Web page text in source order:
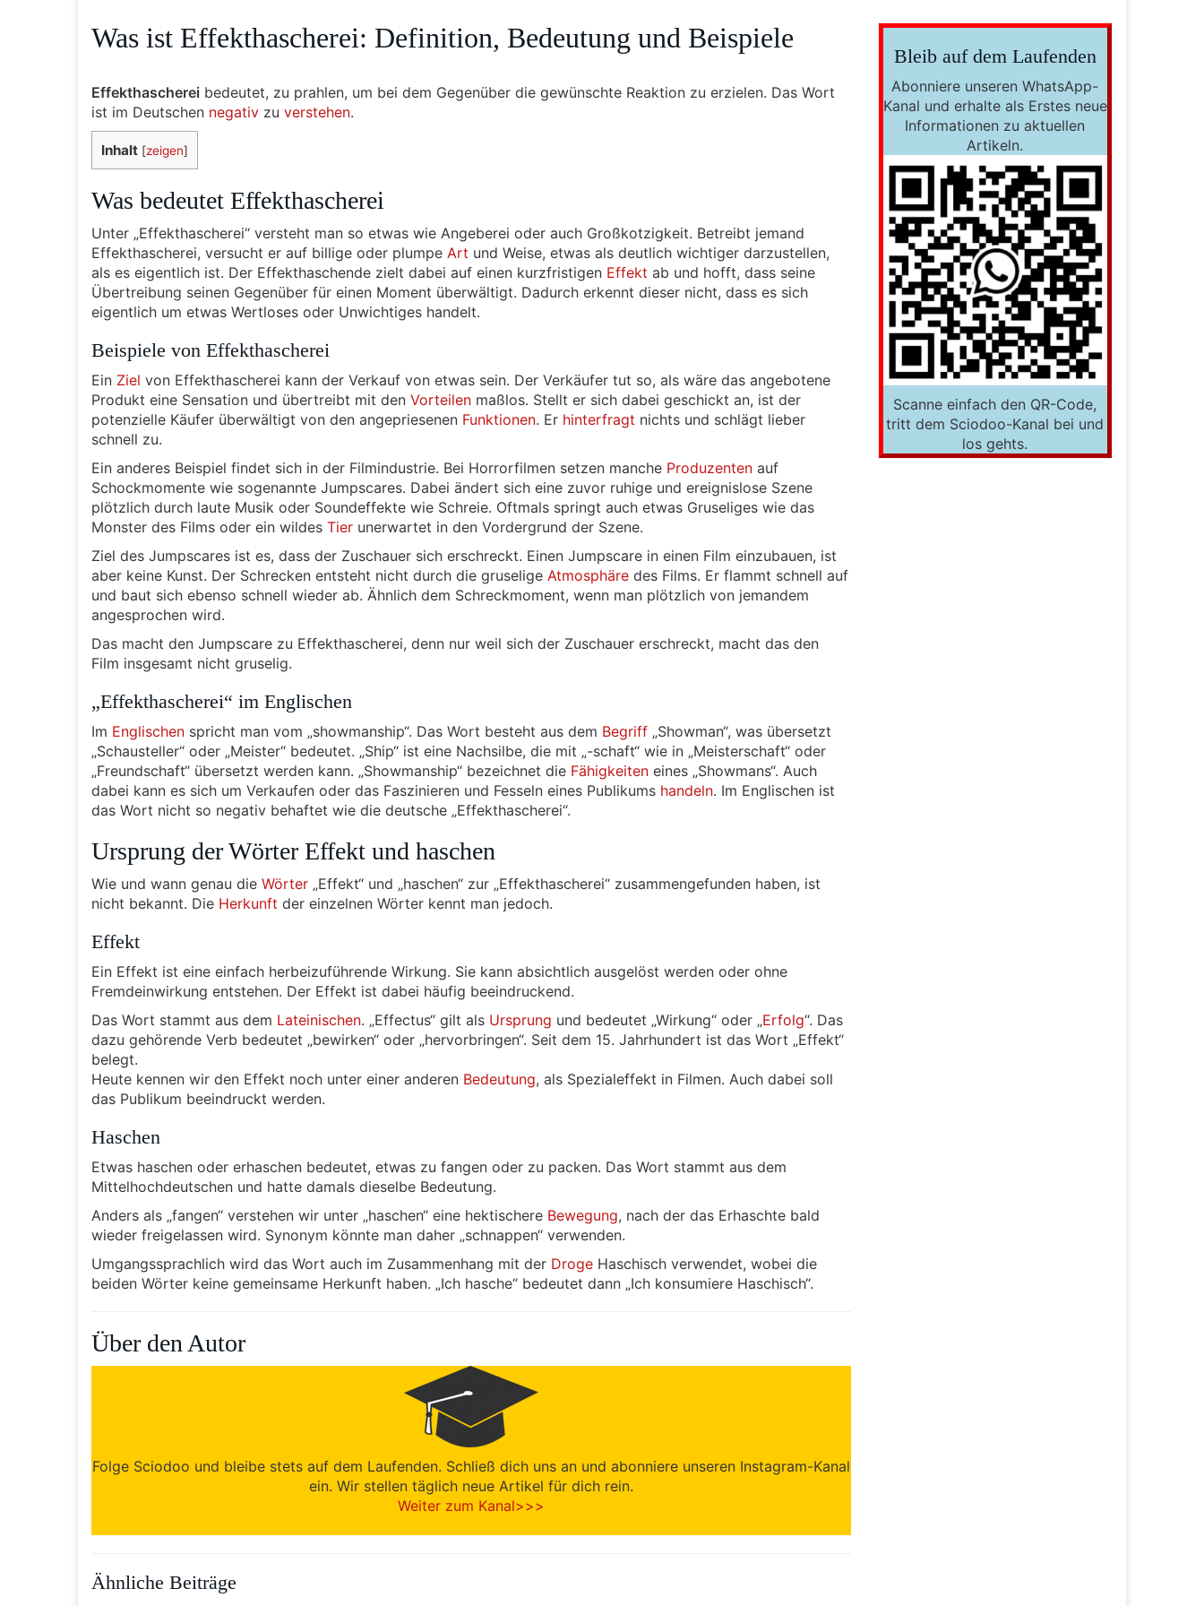
Was ist Effekthascherei: Definition, Bedeutung und Beispiele
Effekthascherei bedeutet, zu prahlen, um bei dem Gegenüber die gewünschte Reaktion zu erzielen. Das Wort
ist im Deutschen negativ zu verstehen.
Inhalt [zeigen]
Was bedeutet Effekthascherei
Unter „Effekthascherei“ versteht man so etwas wie Angeberei oder auch Großkotzigkeit. Betreibt jemand
Effekthascherei, versucht er auf billige oder plumpe Art und Weise, etwas als deutlich wichtiger darzustellen,
als es eigentlich ist. Der Effekthaschende zielt dabei auf einen kurzfristigen Effekt ab und hofft, dass seine
Übertreibung seinen Gegenüber für einen Moment überwältigt. Dadurch erkennt dieser nicht, dass es sich
eigentlich um etwas Wertloses oder Unwichtiges handelt.
Beispiele von Effekthascherei
Ein Ziel von Effekthascherei kann der Verkauf von etwas sein. Der Verkäufer tut so, als wäre das angebotene
Produkt eine Sensation und übertreibt mit den Vorteilen maßlos. Stellt er sich dabei geschickt an, ist der
potenzielle Käufer überwältigt von den angepriesenen Funktionen. Er hinterfragt nichts und schlägt lieber
schnell zu.
Ein anderes Beispiel findet sich in der Filmindustrie. Bei Horrorfilmen setzen manche Produzenten auf
Schockmomente wie sogenannte Jumpscares. Dabei ändert sich eine zuvor ruhige und ereignislose Szene
plötzlich durch laute Musik oder Soundeffekte wie Schreie. Oftmals springt auch etwas Gruseliges wie das
Monster des Films oder ein wildes Tier unerwartet in den Vordergrund der Szene.
Ziel des Jumpscares ist es, dass der Zuschauer sich erschreckt. Einen Jumpscare in einen Film einzubauen, ist
aber keine Kunst. Der Schrecken entsteht nicht durch die gruselige Atmosphäre des Films. Er flammt schnell auf
und baut sich ebenso schnell wieder ab. Ähnlich dem Schreckmoment, wenn man plötzlich von jemandem
angesprochen wird.
Das macht den Jumpscare zu Effekthascherei, denn nur weil sich der Zuschauer erschreckt, macht das den
Film insgesamt nicht gruselig.
„Effekthascherei“ im Englischen
Im Englischen spricht man vom „showmanship“. Das Wort besteht aus dem Begriff „Showman“, was übersetzt
„Schausteller“ oder „Meister“ bedeutet. „Ship“ ist eine Nachsilbe, die mit „-schaft“ wie in „Meisterschaft“ oder
„Freundschaft“ übersetzt werden kann. „Showmanship“ bezeichnet die Fähigkeiten eines „Showmans“. Auch
dabei kann es sich um Verkaufen oder das Faszinieren und Fesseln eines Publikums handeln. Im Englischen ist
das Wort nicht so negativ behaftet wie die deutsche „Effekthascherei“.
Ursprung der Wörter Effekt und haschen
Wie und wann genau die Wörter „Effekt“ und „haschen“ zur „Effekthascherei“ zusammengefunden haben, ist
nicht bekannt. Die Herkunft der einzelnen Wörter kennt man jedoch.
Effekt
Ein Effekt ist eine einfach herbeizuführende Wirkung. Sie kann absichtlich ausgelöst werden oder ohne
Fremdeinwirkung entstehen. Der Effekt ist dabei häufig beeindruckend.
Das Wort stammt aus dem Lateinischen. „Effectus“ gilt als Ursprung und bedeutet „Wirkung“ oder „Erfolg“. Das
dazu gehörende Verb bedeutet „bewirken“ oder „hervorbringen“. Seit dem 15. Jahrhundert ist das Wort „Effekt“
belegt.
Heute kennen wir den Effekt noch unter einer anderen Bedeutung, als Spezialeffekt in Filmen. Auch dabei soll
das Publikum beeindruckt werden.
Haschen
Etwas haschen oder erhaschen bedeutet, etwas zu fangen oder zu packen. Das Wort stammt aus dem
Mittelhochdeutschen und hatte damals dieselbe Bedeutung.
Anders als „fangen“ verstehen wir unter „haschen“ eine hektischere Bewegung, nach der das Erhaschte bald
wieder freigelassen wird. Synonym könnte man daher „schnappen“ verwenden.
Umgangssprachlich wird das Wort auch im Zusammenhang mit der Droge Haschisch verwendet, wobei die
beiden Wörter keine gemeinsame Herkunft haben. „Ich hasche“ bedeutet dann „Ich konsumiere Haschisch“.
Über den Autor
Folge Sciodoo und bleibe stets auf dem Laufenden. Schließ dich uns an und abonniere unseren Instagram-Kanal
ein. Wir stellen täglich neue Artikel für dich rein.
Weiter zum Kanal>>>
Ähnliche Beiträge
Bleib auf dem Laufenden
Abonniere unseren WhatsApp-
Kanal und erhalte als Erstes neue
Informationen zu aktuellen
Artikeln.
Scanne einfach den QR-Code,
tritt dem Sciodoo-Kanal bei und
los gehts.